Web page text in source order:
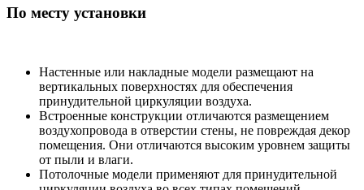
По месту установки
Настенные или накладные модели размещают на
вертикальных поверхностях для обеспечения
принудительной циркуляции воздуха.
Встроенные конструкции отличаются размещением
воздухопровода в отверстии стены, не повреждая декор
помещения. Они отличаются высоким уровнем защиты
от пыли и влаги.
Потолочные модели применяют для принудительной